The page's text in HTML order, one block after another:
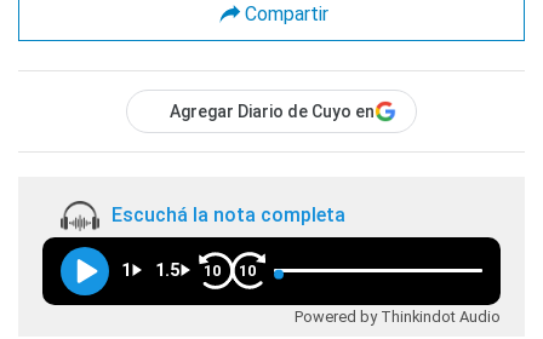
Compartir
Agregar Diario de Cuyo en
Escuchá la nota completa
1 1.5 10 10
Powered by Thinkindot Audio